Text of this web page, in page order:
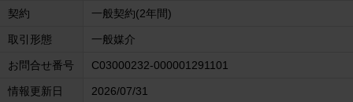
契約 一般契約(2年間)
取引形態 一般媒介
お問合せ番号 C03000232-000001291101
情報更新日 2026/07/31